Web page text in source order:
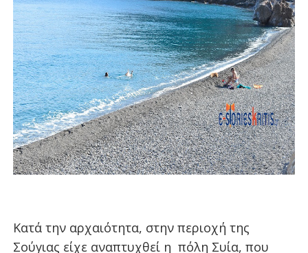
Κατά την αρχαιότητα, στην περιοχή της
Σούγιας είχε αναπτυχθεί η πόλη Συία, που